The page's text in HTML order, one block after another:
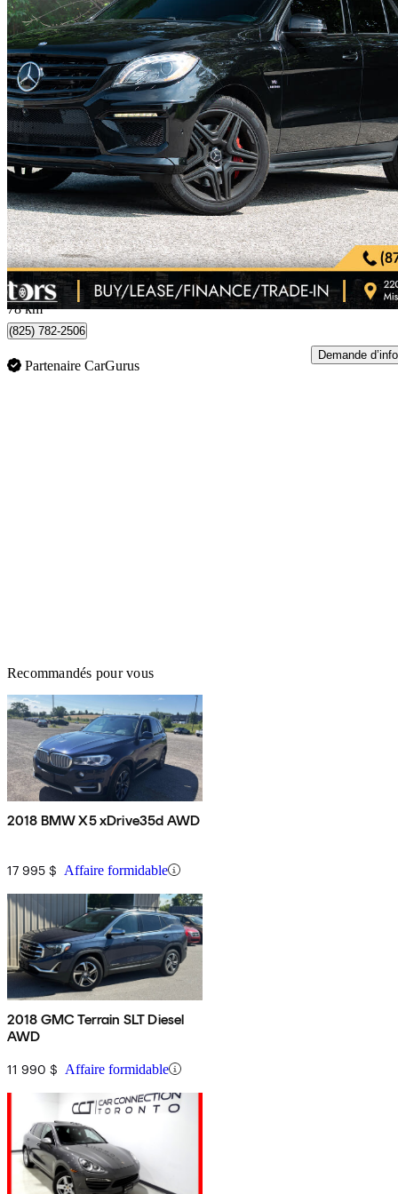
2015 Mercedes-Benz M-Class
ML 63 AMG 4MATIC131 420 km
33 888 $ Bonne
595 $/mois env.
Mississauga, ON
78 km
(825) 782-2506
Partenaire CarGurus
Demande d’info
Recommandés pour vous
2018 BMW X5 xDrive35d AWD
17 995 $ Affaire formidable
2018 GMC Terrain SLT Diesel
AWD
11 990 $ Affaire formidable